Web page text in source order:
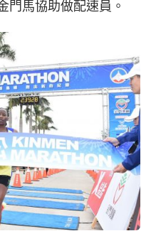
門馬協助做配速員。